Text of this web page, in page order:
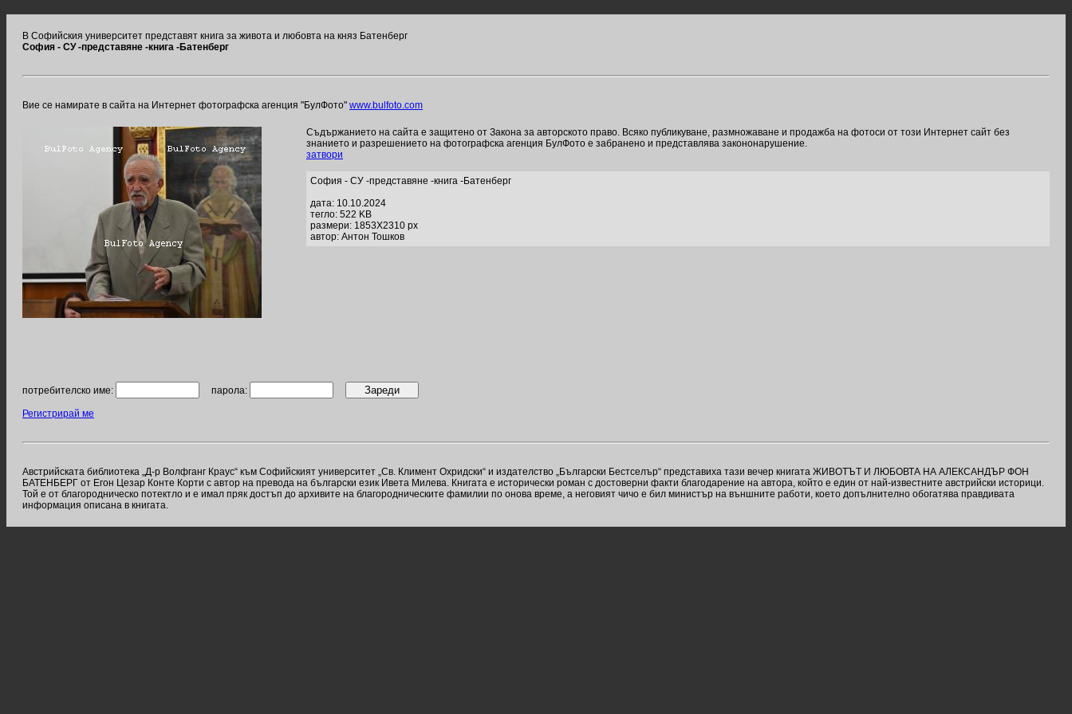
В Софийския университет представят книга за живота и любовта на княз Батенберг
София - СУ -представяне -книга -Батенберг
Вие се намирате в сайта на Интернет фотографска агенция "БулФото" www.bulfoto.com
Съдържанието на сайта е защитено от Закона за авторското право. Всяко публикуване, размножаване и продажба на фотоси от този Интернет сайт без
знанието и разрешението на фотографска агенция БулФото е забранено и представлява закононарушение.
затвори
София - СУ -представяне -книга -Батенберг
дата: 10.10.2024
тегло: 522 KB
размери: 1853X2310 px
автор: Антон Тошков
потребителско име: парола:
Регистрирай ме
Австрийската библиотека „Д-р Волфганг Краус“ към Софийският университет „Св. Климент Охридски“ и издателство „Български Бестселър“ представиха тази вечер книгата ЖИВОТЪТ И ЛЮБОВТА НА АЛЕКСАНДЪР ФОН
БАТЕНБЕРГ от Егон Цезар Конте Корти с автор на превода на български език Ивета Милева. Книгата е исторически роман с достоверни факти благодарение на автора, който е един от най-известните австрийски историци.
Той е от благородническо потектло и е имал пряк достъп до архивите на благородническите фамилии по онова време, а неговият чичо е бил министър на външните работи, което допълнително обогатява правдивата
информация описана в книгата.